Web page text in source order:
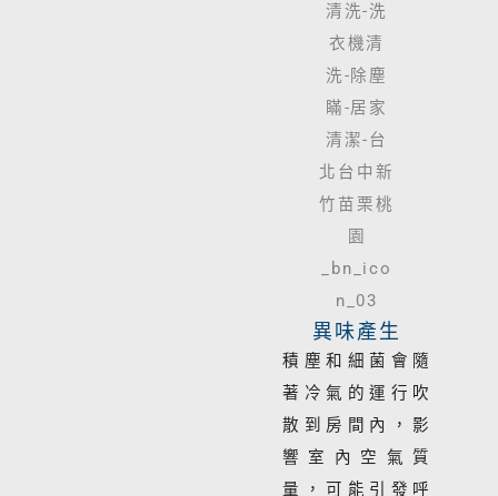
異味產生
積塵和細菌會隨
著冷氣的運行吹
散到房間內，影
響室內空氣質
量，可能引發呼